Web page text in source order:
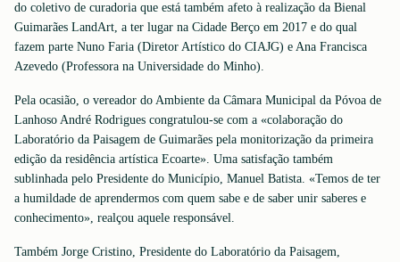
do coletivo de curadoria que está também afeto à realização da Bienal
Guimarães LandArt, a ter lugar na Cidade Berço em 2017 e do qual
fazem parte Nuno Faria (Diretor Artístico do CIAJG) e Ana Francisca
Azevedo (Professora na Universidade do Minho).
Pela ocasião, o vereador do Ambiente da Câmara Municipal da Póvoa de
Lanhoso André Rodrigues congratulou-se com a «colaboração do
Laboratório da Paisagem de Guimarães pela monitorização da primeira
edição da residência artística Ecoarte». Uma satisfação também
sublinhada pelo Presidente do Município, Manuel Batista. «Temos de ter
a humildade de aprendermos com quem sabe e de saber unir saberes e
conhecimento», realçou aquele responsável.
Também Jorge Cristino, Presidente do Laboratório da Paisagem,